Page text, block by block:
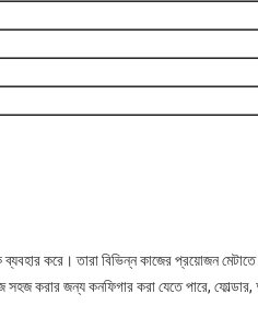
করে। তারা বিভিন্ন কাজের প্রয়োজন
করার জন্য কনফিগার করা যেতে পারে,